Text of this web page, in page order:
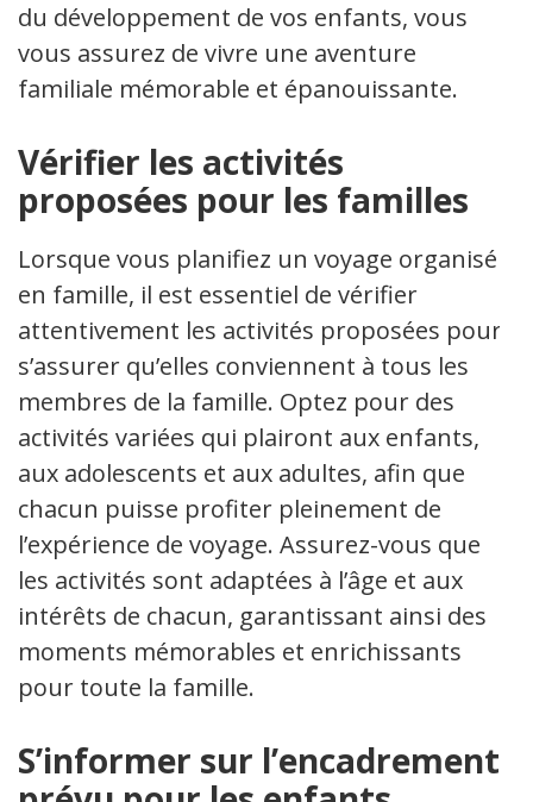
du développement de vos enfants, vous
vous assurez de vivre une aventure
familiale mémorable et épanouissante.
Vérifier les activités
proposées pour les familles
Lorsque vous planifiez un voyage organisé
en famille, il est essentiel de vérifier
attentivement les activités proposées pour
s’assurer qu’elles conviennent à tous les
membres de la famille. Optez pour des
activités variées qui plairont aux enfants,
aux adolescents et aux adultes, afin que
chacun puisse profiter pleinement de
l’expérience de voyage. Assurez-vous que
les activités sont adaptées à l’âge et aux
intérêts de chacun, garantissant ainsi des
moments mémorables et enrichissants
pour toute la famille.
S’informer sur l’encadrement